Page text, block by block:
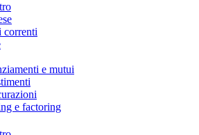
correnti
e mutui
e factoring